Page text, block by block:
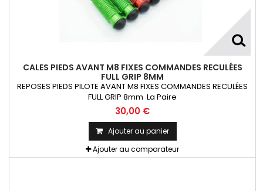
CALES PIEDS AVANT M8 FIXES COMMANDES RECULÉES
FULL GRIP 8MM
REPOSES PIEDS PILOTE AVANT M8 FIXES COMMANDES RECULÉES
FULL GRIP 8mm La Paire
30,00 €
Ajouter au panier
Ajouter au comparateur